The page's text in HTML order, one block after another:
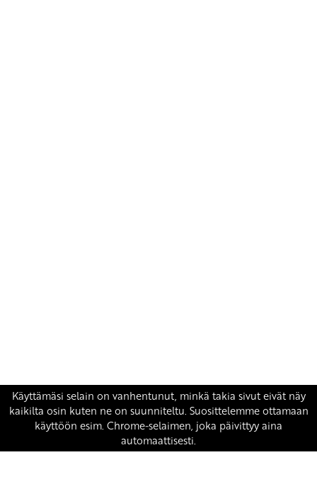
Osoite: Viljatie 4 B 3. kerros, 00700 Helsinki
Puh: 045 7834 1346
Sähköposti:skp @skp.fi